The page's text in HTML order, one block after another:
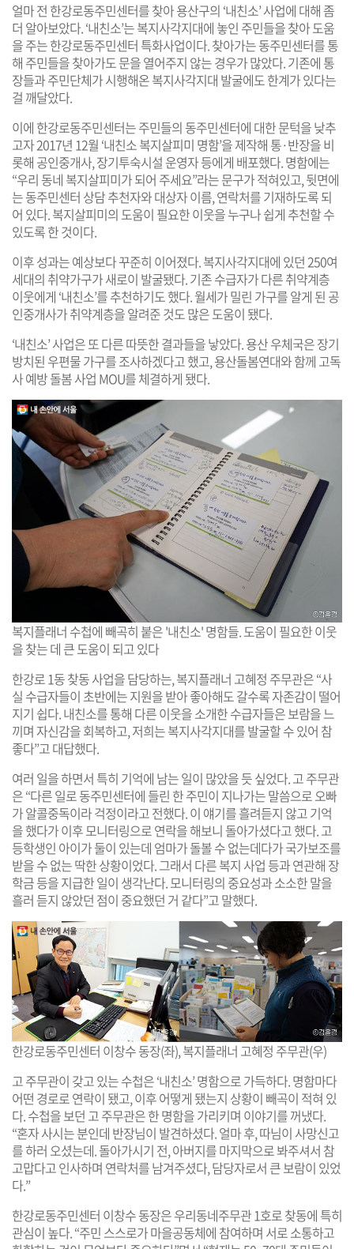
얼마 전 한강로동주민센터를 찾아 용산구의 ‘내친소’ 사업에 대해 좀
더 알아보았다. ‘내친소’는 복지사각지대에 놓인 주민들을 찾아 도움
을 주는 한강로동주민센터 특화사업이다. 찾아가는 동주민센터를 통
해 주민들을 찾아가도 문을 열어주지 않는 경우가 많았다. 기존에 통
장들과 주민단체가 시행해온 복지사각지대 발굴에도 한계가 있다는
걸 깨달았다.
이에 한강로동주민센터는 주민들의 동주민센터에 대한 문턱을 낮추
고자 2017년 12월 ‘내친소 복지살피미 명함’을 제작해 통·반장을 비
롯해 공인중개사, 장기투숙시설 운영자 등에게 배포했다. 명함에는
“우리 동네 복지살피미가 되어 주세요”라는 문구가 적혀있고, 뒷면에
는 동주민센터 상담 추천자와 대상자 이름, 연락처를 기재하도록 되
어 있다. 복지살피미의 도움이 필요한 이웃을 누구나 쉽게 추천할 수
있도록 한 것이다.
이후 성과는 예상보다 꾸준히 이어졌다. 복지사각지대에 있던 250여
세대의 취약가구가 새로이 발굴됐다. 기존 수급자가 다른 취약계층
이웃에게 ‘내친소’를 추천하기도 했다. 월세가 밀린 가구를 알게 된 공
인중개사가 취약계층을 알려준 것도 많은 도움이 됐다.
‘내친소’ 사업은 또 다른 따뜻한 결과들을 낳았다. 용산 우체국은 장기
방치된 우편물 가구를 조사하겠다고 했고, 용산돌봄연대와 함께 고독
사 예방 돌봄 사업 MOU를 체결하게 됐다.
복지플래너 수첩에 빼곡히 붙은 '내친소' 명함들. 도움이 필요한 이웃
을 찾는 데 큰 도움이 되고 있다
한강로 1동 찾동 사업을 담당하는, 복지플래너 고혜정 주무관은 “사
실 수급자들이 초반에는 지원을 받아 좋아해도 갈수록 자존감이 떨어
지기 쉽다. 내친소를 통해 다른 이웃을 소개한 수급자들은 보람을 느
끼며 자신감을 회복하고, 저희는 복지사각지대를 발굴할 수 있어 참
좋다”고 대답했다.
여러 일을 하면서 특히 기억에 남는 일이 많았을 듯 싶었다. 고 주무관
은 “다른 일로 동주민센터에 들린 한 주민이 지나가는 말씀으로 오빠
가 알콜중독이라 걱정이라고 전했다. 이 얘기를 흘려듣지 않고 기억
을 했다가 이후 모니터링으로 연락을 해보니 돌아가셨다고 했다. 고
등학생인 아이가 둘이 있는데 엄마가 돌볼 수 없는데다가 국가보조를
받을 수 없는 딱한 상황이었다. 그래서 다른 복지 사업 등과 연관해 장
학금 등을 지급한 일이 생각난다. 모니터링의 중요성과 소소한 말을
흘러 듣지 않았던 점이 중요했던 거 같다”고 말했다.
한강로동주민센터 이창수 동장(좌), 복지플래너 고혜정 주무관(우)
고 주무관이 갖고 있는 수첩은 ‘내친소’ 명함으로 가득하다. 명함마다
어떤 경로로 연락이 됐고, 이후 어떻게 됐는지 상황이 빼곡이 적혀 있
다. 수첩을 보던 고 주무관은 한 명함을 가리키며 이야기를 꺼냈다.
“혼자 사시는 분인데 반장님이 발견하셨다. 얼마 후, 따님이 사망신고
를 하러 오셨는데. 돌아가시기 전, 아버지를 마지막으로 봐주셔서 참
고맙다고 인사하며 연락처를 남겨주셨다, 담당자로서 큰 보람이 있었
다.”
한강로동주민센터 이창수 동장은 우리동네주무관 1호로 찾동에 특히
관심이 높다. “주민 스스로가 마을공동체에 참여하며 서로 소통하고